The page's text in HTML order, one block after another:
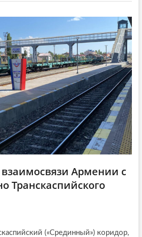
:
Армении с
Транскаспийского
(«Срединный») коридор,